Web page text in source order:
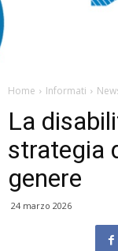
Home Informati
La
strategia
genere
24 marzo 2026